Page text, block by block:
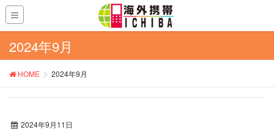
2024年9月
HOME 2024年9月
2024年9月11日